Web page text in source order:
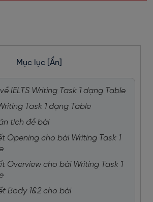
Mục lục [Ẩn]
IELTS Writing Task 1 dạng Table
Task 1 dạng Table
tích đề bài
Opening cho bài Writing Task 1
Overview cho bài Writing Task 1
Body 1&2 cho bài